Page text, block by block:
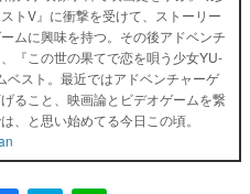
トV』に衝撃を受けて、ストーリー
ムに興味を持つ。その後アドベンチ
『この世の果てで恋を唄う少女YU-
ベスト。最近ではアドベンチャーゲ
ること、映画論とビデオゲームを繋
、と思い始めてる今日この頃。